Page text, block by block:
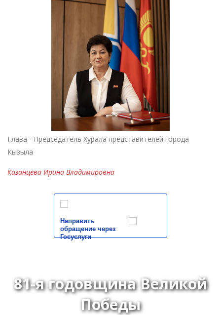
Глава - Председатель Хурала представителей города
Кызыла
Казанцева Ирина Владимировна
Направить
обращение через
Госуслуги
81-я годовщина Великой
Победы